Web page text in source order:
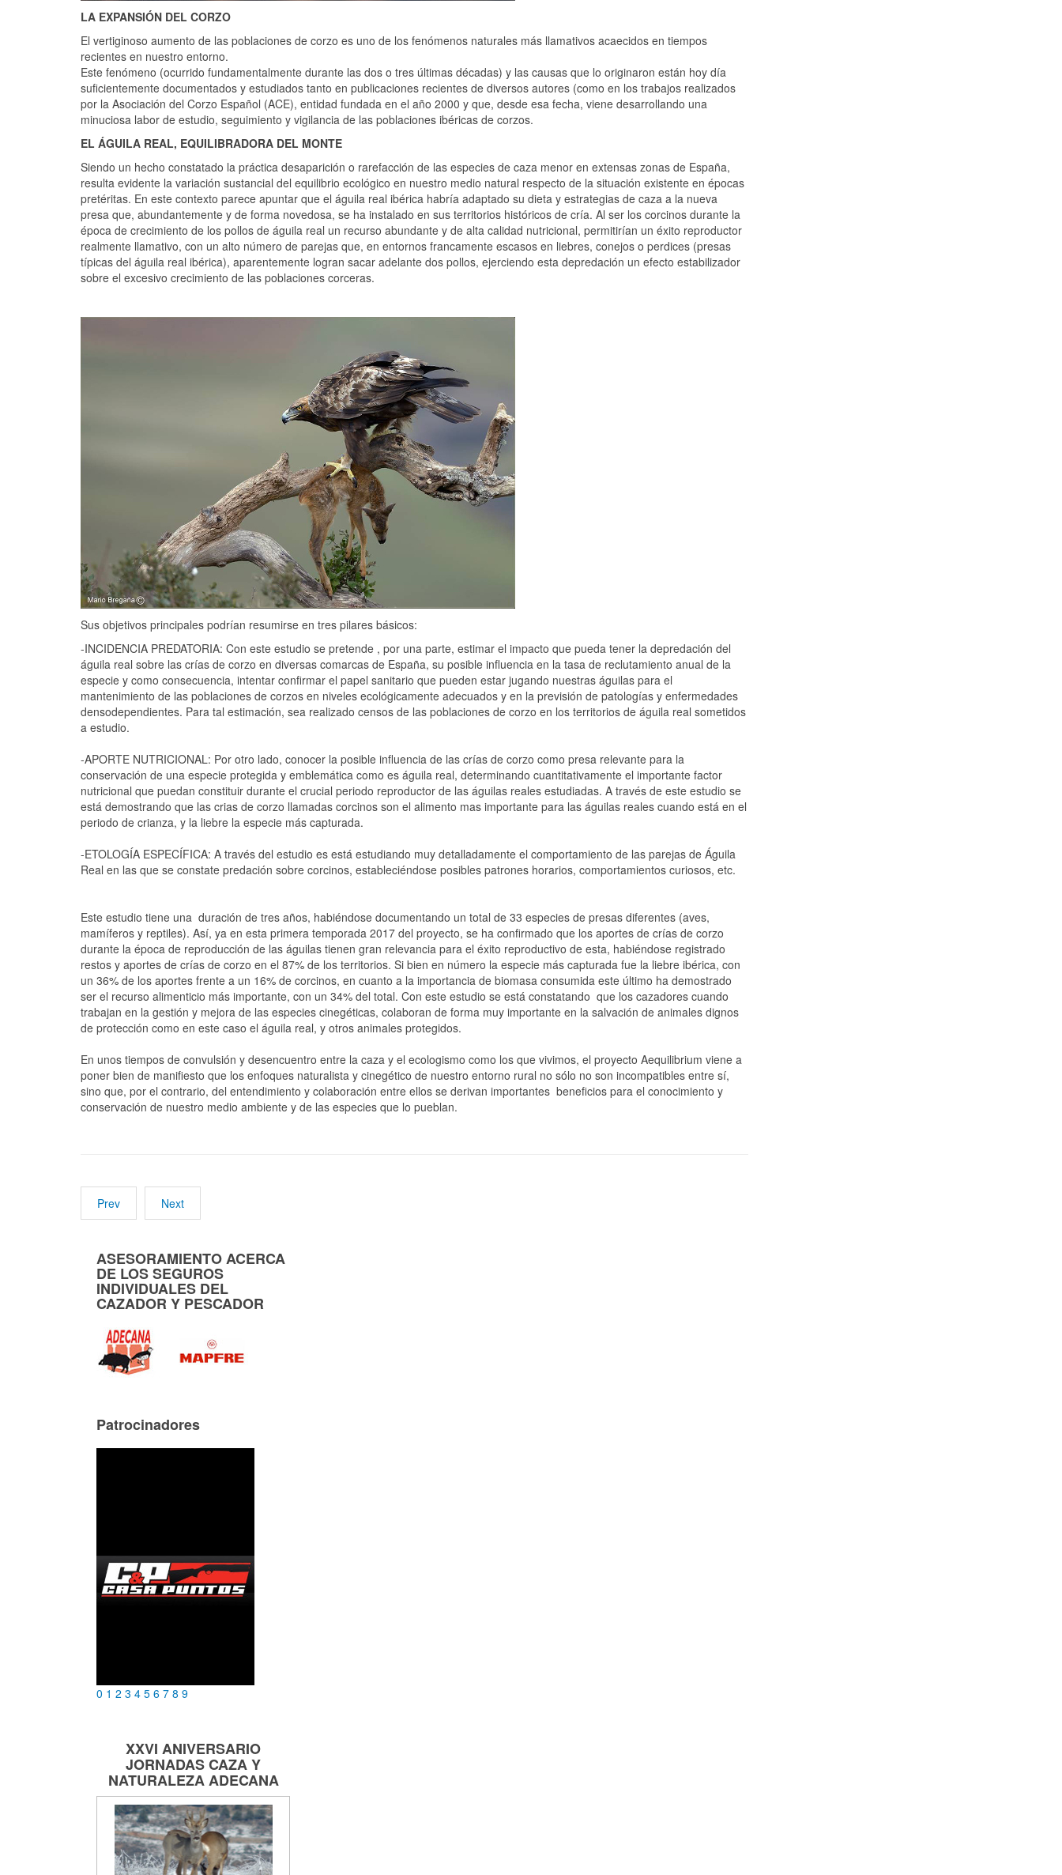
LA EXPANSIÓN DEL CORZO
El vertiginoso aumento de las poblaciones de corzo es uno de los fenómenos naturales más llamativos acaecidos en tiempos
recientes en nuestro entorno.
Este fenómeno (ocurrido fundamentalmente durante las dos o tres últimas décadas) y las causas que lo originaron están hoy día
suficientemente documentados y estudiados tanto en publicaciones recientes de diversos autores (como en los trabajos realizados
por la Asociación del Corzo Español (ACE), entidad fundada en el año 2000 y que, desde esa fecha, viene desarrollando una
minuciosa labor de estudio, seguimiento y vigilancia de las poblaciones ibéricas de corzos.
EL ÁGUILA REAL, EQUILIBRADORA DEL MONTE
Siendo un hecho constatado la práctica desaparición o rarefacción de las especies de caza menor en extensas zonas de España,
resulta evidente la variación sustancial del equilibrio ecológico en nuestro medio natural respecto de la situación existente en épocas
pretéritas. En este contexto parece apuntar que el águila real ibérica habría adaptado su dieta y estrategias de caza a la nueva
presa que, abundantemente y de forma novedosa, se ha instalado en sus territorios históricos de cría. Al ser los corcinos durante la
época de crecimiento de los pollos de águila real un recurso abundante y de alta calidad nutricional, permitirían un éxito reproductor
realmente llamativo, con un alto número de parejas que, en entornos francamente escasos en liebres, conejos o perdices (presas
típicas del águila real ibérica), aparentemente logran sacar adelante dos pollos, ejerciendo esta depredación un efecto estabilizador
sobre el excesivo crecimiento de las poblaciones corceras.
Sus objetivos principales podrían resumirse en tres pilares básicos:
-INCIDENCIA PREDATORIA: Con este estudio se pretende , por una parte, estimar el impacto que pueda tener la depredación del
águila real sobre las crías de corzo en diversas comarcas de España, su posible influencia en la tasa de reclutamiento anual de la
especie y como consecuencia, intentar confirmar el papel sanitario que pueden estar jugando nuestras águilas para el
mantenimiento de las poblaciones de corzos en niveles ecológicamente adecuados y en la previsión de patologías y enfermedades
densodependientes. Para tal estimación, sea realizado censos de las poblaciones de corzo en los territorios de águila real sometidos
a estudio.
-APORTE NUTRICIONAL: Por otro lado, conocer la posible influencia de las crías de corzo como presa relevante para la
conservación de una especie protegida y emblemática como es águila real, determinando cuantitativamente el importante factor
nutricional que puedan constituir durante el crucial periodo reproductor de las águilas reales estudiadas. A través de este estudio se
está demostrando que las crias de corzo llamadas corcinos son el alimento mas importante para las águilas reales cuando está en el
periodo de crianza, y la liebre la especie más capturada.
-ETOLOGÍA ESPECÍFICA: A través del estudio es está estudiando muy detalladamente el comportamiento de las parejas de Águila
Real en las que se constate predación sobre corcinos, estableciéndose posibles patrones horarios, comportamientos curiosos, etc.
Este estudio tiene una duración de tres años, habiéndose documentando un total de 33 especies de presas diferentes (aves,
mamíferos y reptiles). Así, ya en esta primera temporada 2017 del proyecto, se ha confirmado que los aportes de crías de corzo
durante la época de reproducción de las águilas tienen gran relevancia para el éxito reproductivo de esta, habiéndose registrado
restos y aportes de crías de corzo en el 87% de los territorios. Si bien en número la especie más capturada fue la liebre ibérica, con
un 36% de los aportes frente a un 16% de corcinos, en cuanto a la importancia de biomasa consumida este último ha demostrado
ser el recurso alimenticio más importante, con un 34% del total. Con este estudio se está constatando que los cazadores cuando
trabajan en la gestión y mejora de las especies cinegéticas, colaboran de forma muy importante en la salvación de animales dignos
de protección como en este caso el águila real, y otros animales protegidos.
En unos tiempos de convulsión y desencuentro entre la caza y el ecologismo como los que vivimos, el proyecto Aequilibrium viene a
poner bien de manifiesto que los enfoques naturalista y cinegético de nuestro entorno rural no sólo no son incompatibles entre sí,
sino que, por el contrario, del entendimiento y colaboración entre ellos se derivan importantes beneficios para el conocimiento y
conservación de nuestro medio ambiente y de las especies que lo pueblan.
Prev Next
ASESORAMIENTO ACERCA
DE LOS SEGUROS
INDIVIDUALES DEL
CAZADOR Y PESCADOR
Patrocinadores
0 1 2 3 4 5 6 7 8 9
XXVI ANIVERSARIO
JORNADASCAZA Y
NATURALEZAADECANA